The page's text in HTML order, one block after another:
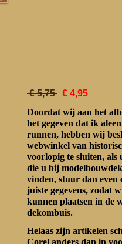
€ 5,75 € 4,95
Doordat wij aan het
het gegeven dat ik
runnen, hebben wij
webwinkel van
voorlopig te sluiten,
die u bij
vinden, stuur dan even
juiste gegevens, zodat
kunnen plaatsen in de
dekombuis.
Helaas zijn artikelen
Corel anders dan in